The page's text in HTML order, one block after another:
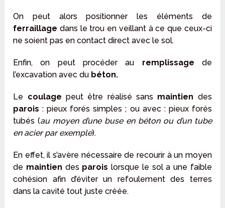
On peut alors positionner les éléments de
ferraillage dans le trou en veillant à ce que ceux-ci
ne soient pas en contact direct avec le sol.
Enfin, on peut procéder au remplissage de
l’excavation avec du béton.
Le coulage peut être réalisé sans maintien des
parois : pieux forés simples ; ou avec : pieux forés
tubés (au moyen d’une buse en béton ou d’un tube
en acier par exemple).
En effet, il s’avère nécessaire de recourir à un moyen
de maintien des parois lorsque le sol a une faible
cohésion afin d’éviter un refoulement des terres
dans la cavité tout juste créée.